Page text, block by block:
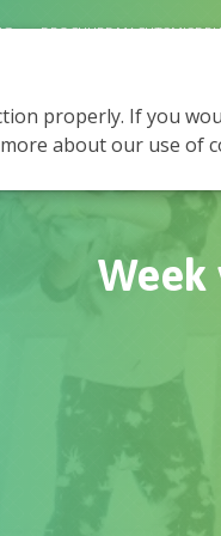
properly. If you
about our use of
Wie wij
BROCHURE
Week